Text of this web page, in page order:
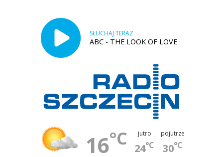
SŁUCHAJ TERAZ
ABC - THE LOOK OF LOVE
16°C jutro
24°C
pojutrze
30°C